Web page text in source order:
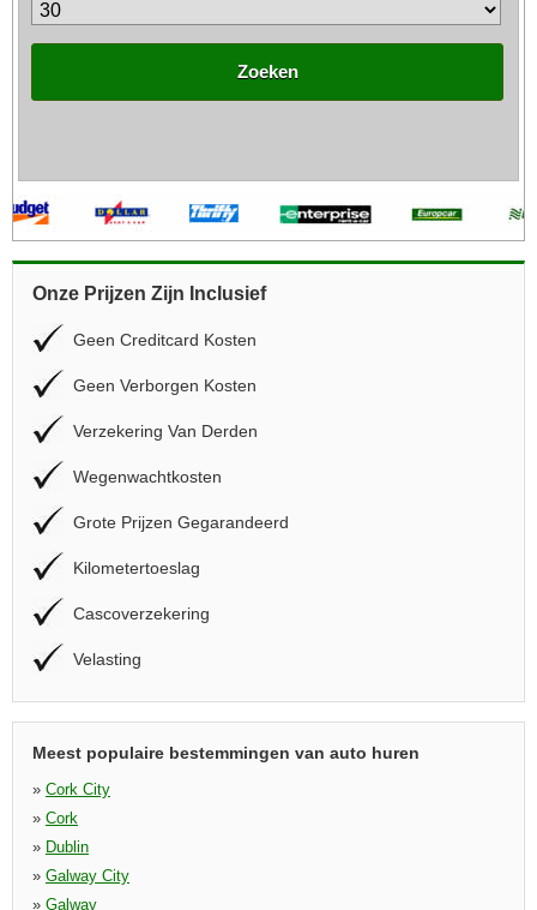
Zoeken
Onze Prijzen Zijn Inclusief
Geen Creditcard Kosten
Geen Verborgen Kosten
Verzekering Van Derden
Wegenwachtkosten
Grote Prijzen Gegarandeerd
Kilometertoeslag
Cascoverzekering
Velasting
Meest populaire bestemmingen van auto huren
» Cork City
» Cork
» Dublin
» Galway City
» Galway